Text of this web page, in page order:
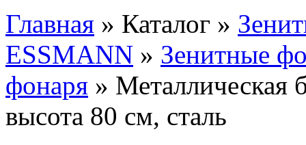
Главная » Каталог »
ESSMANN » Зенитные
фонаря » Металлическая
высота 80 см, сталь